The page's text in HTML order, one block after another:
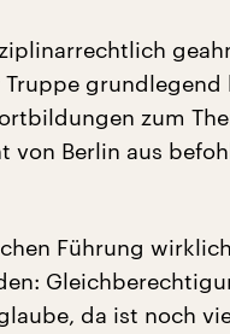
grundlegend
zum
von Berlin aus
Führung
da ist noch